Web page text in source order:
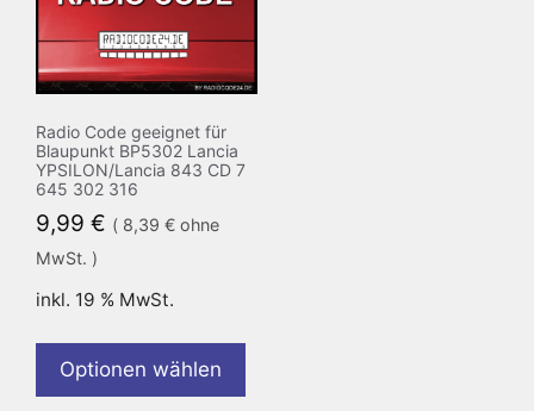
Radio Code geeignet für
Blaupunkt BP5302 Lancia
YPSILON/Lancia 843 CD 7
645 302 316
9,99 € ( 8,39 € ohne
MwSt. )
inkl. 19 % MwSt.
Optionen wählen